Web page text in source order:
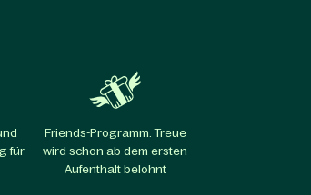
für
Friends-Programm: Treue
wird schon ab dem ersten
Aufenthalt belohnt​